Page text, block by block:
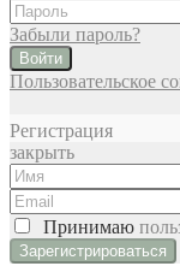
Забыли пароль?
Войти
Пользовательское
Регистрация
закрыть
Принимаю